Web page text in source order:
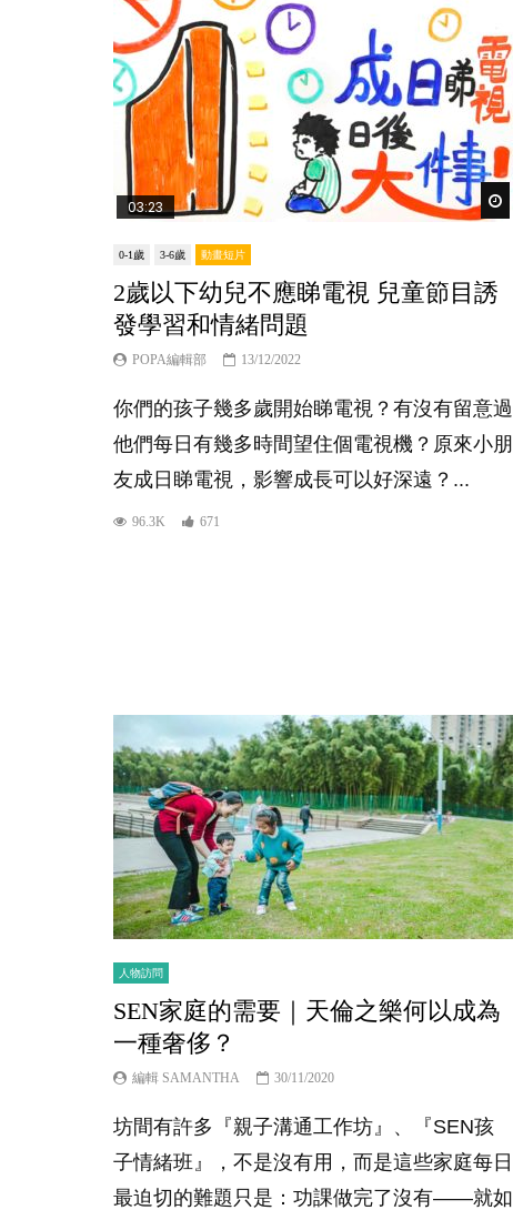
03:23
0-1歲 3-6歲 動畫短片
2歲以下幼兒不應睇電視 兒童節目誘
發學習和情緒問題
POPA編輯部 13/12/2022
你們的孩子幾多歲開始睇電視？有沒有留意過
他們每日有幾多時間望住個電視機？原來小朋
友成日睇電視，影響成長可以好深遠？...
96.3K 671
人物訪問
SEN家庭的需要｜天倫之樂何以成為
一種奢侈？
編輯 SAMANTHA 30/11/2020
坊間有許多『親子溝通工作坊』、『SEN孩
子情緒班』，不是沒有用，而是這些家庭每日
最迫切的難題只是：功課做完了沒有——就如